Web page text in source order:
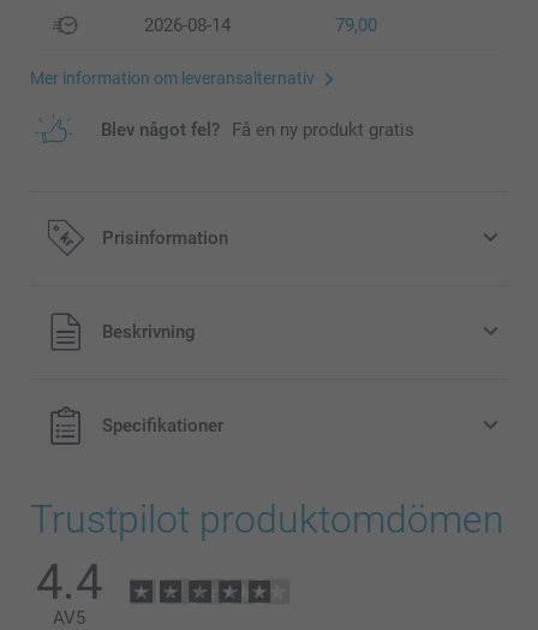
2026-08-14 79,00
Mer information om leveransalternativ
Blev något fel? Få en ny produkt gratis
Prisinformation
Alla priser är i svenska kronor (SEK), inklusive moms och
exklusive porto.
Beskrivning
Specifikationer
Trustpilot produktomdömen
4.4
AV5